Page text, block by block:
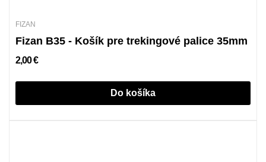
FIZAN
Fizan B35 - Košík pre trekingové palice 35mm
2,00 €
Do košíka